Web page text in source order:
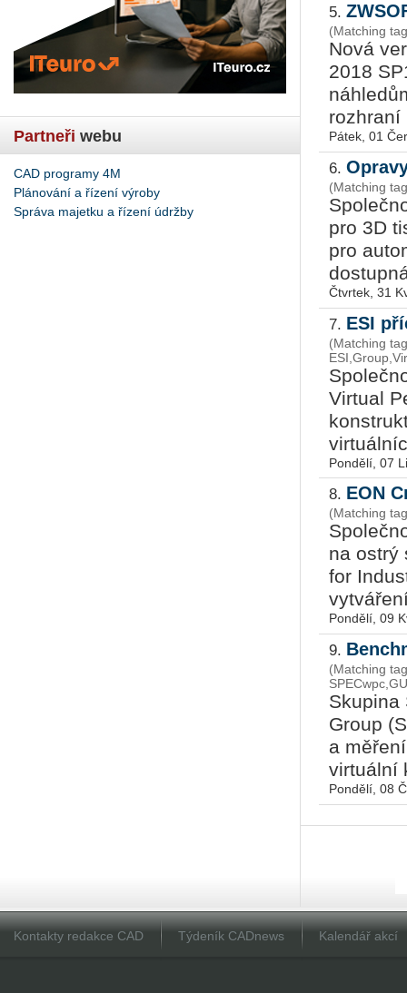
Partneři webu
CAD programy 4M
Plánování a řízení výroby
Správa majetku a řízení údržby
5.
(Matching
Nová
2018
rozhraní
Pátek, 01
6.
(Matching
pro 3D
pro
Čtvrtek, 31
7. ESI
(Matching
Virtual
Pondělí, 07
8. EON
(Matching
na ostrý
for
Pondělí, 09
9.
(Matching
Skupina
Group
a
virtuální
Pondělí, 08
Kontakty redakce CAD Týdeník CADnews Kalendář akcí